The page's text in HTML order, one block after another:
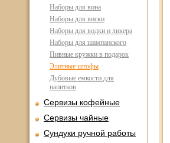
Наборы для вина
Наборы для виски
Наборы для водки и ликера
Наборы для шампанского
Пивные кружки в подарок
Элитные штофы
Дубовые емкости для
напитков
Сервизы кофейные
Сервизы чайные
Сундуки ручной работы